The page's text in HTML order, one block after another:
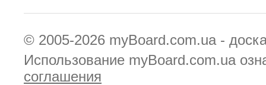
© 2005-2026 myBoard.com.ua -
Использование myBoard.com.ua
соглашения